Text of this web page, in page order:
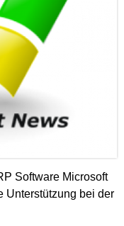
Software Microsoft
Unterstützung bei der